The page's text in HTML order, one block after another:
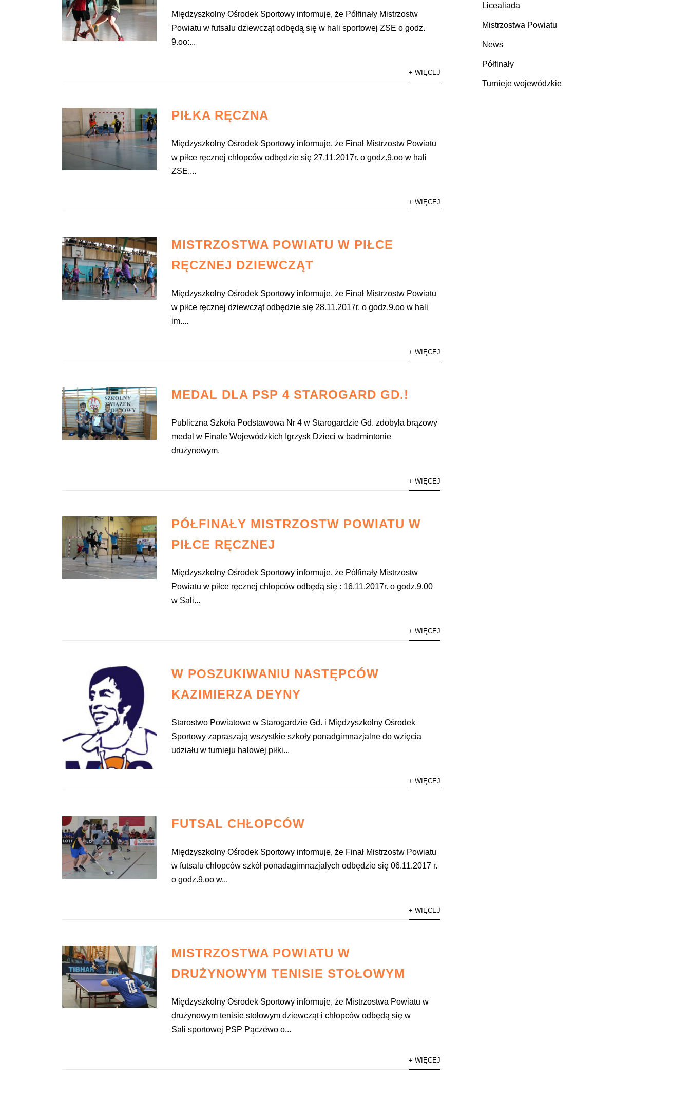
Międzyszkolny Ośrodek Sportowy informuje, że Półfinały Mistrzostw
Powiatu w futsalu dziewcząt odbędą się w hali sportowej ZSE o godz.
9.oo:...
+ WIĘCEJ
PIŁKA RĘCZNA
Międzyszkolny Ośrodek Sportowy informuje, że Finał Mistrzostw Powiatu
w piłce ręcznej chłopców odbędzie się 27.11.2017r. o godz.9.oo w hali
ZSE....
+ WIĘCEJ
MISTRZOSTWA POWIATU W PIŁCE
RĘCZNEJ DZIEWCZĄT
Międzyszkolny Ośrodek Sportowy informuje, że Finał Mistrzostw Powiatu
w piłce ręcznej dziewcząt odbędzie się 28.11.2017r. o godz.9.oo w hali
im....
+ WIĘCEJ
MEDAL DLA PSP 4 STAROGARD GD.!
Publiczna Szkoła Podstawowa Nr 4 w Starogardzie Gd. zdobyła brązowy
medal w Finale Wojewódzkich Igrzysk Dzieci w badmintonie
drużynowym.
+ WIĘCEJ
PÓŁFINAŁY MISTRZOSTW POWIATU W
PIŁCE RĘCZNEJ
Międzyszkolny Ośrodek Sportowy informuje, że Półfinały Mistrzostw
Powiatu w piłce ręcznej chłopców odbędą się : 16.11.2017r. o godz.9.00
w Sali...
+ WIĘCEJ
W POSZUKIWANIU NASTĘPCÓW
KAZIMIERZA DEYNY
Starostwo Powiatowe w Starogardzie Gd. i Międzyszkolny Ośrodek
Sportowy zapraszają wszystkie szkoły ponadgimnazjalne do wzięcia
udziału w turnieju halowej piłki...
+ WIĘCEJ
FUTSAL CHŁOPCÓW
Międzyszkolny Ośrodek Sportowy informuje, że Finał Mistrzostw Powiatu
w futsalu chłopców szkół ponadagimnazjalych odbędzie się 06.11.2017 r.
o godz.9.oo w...
+ WIĘCEJ
MISTRZOSTWA POWIATU W
DRUŻYNOWYM TENISIE STOŁOWYM
Międzyszkolny Ośrodek Sportowy informuje, że Mistrzostwa Powiatu w
drużynowym tenisie stołowym dziewcząt i chłopców odbędą się w
Sali sportowej PSP Pączewo o...
+ WIĘCEJ
Licealiada
Mistrzostwa Powiatu
News
Półfinały
Turnieje wojewódzkie